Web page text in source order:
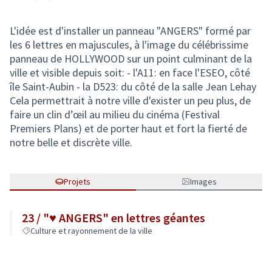
L'idée est d'installer un panneau "ANGERS" formé par
les 6 lettres en majuscules, à l'image du célébrissime
panneau de HOLLYWOOD sur un point culminant de la
ville et visible depuis soit: - l'A11: en face l'ESEO, côté
île Saint-Aubin - la D523: du côté de la salle Jean Lehay
Cela permettrait à notre ville d'exister un peu plus, de
faire un clin d’œil au milieu du cinéma (Festival
Premiers Plans) et de porter haut et fort la fierté de
notre belle et discrète ville.
Projets Images
23 / "♥ ANGERS" en lettres géantes
Culture et rayonnement de la ville